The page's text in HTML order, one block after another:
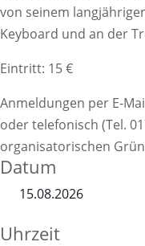
von seinem
Keyboard und an der
Eintritt: 15 €
Anmeldungen per E-
oder telefonisch (Tel.
organisatorischen
Datum
15.08.2026
Uhrzeit